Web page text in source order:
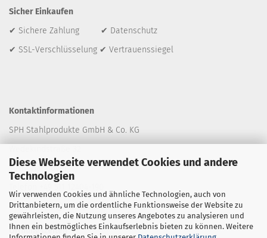
Diese Webseite verwendet Cookies und andere
Technologien
Wir verwenden Cookies und ähnliche Technologien, auch von
Drittanbietern, um die ordentliche Funktionsweise der Website zu
gewährleisten, die Nutzung unseres Angebotes zu analysieren und
Ihnen ein bestmögliches Einkaufserlebnis bieten zu können. Weitere
Sicher Einkaufen
✔ Sichere Zahlung ✔ Datenschutz
✔ SSL-Verschlüsselung ✔ Vertrauenssiegel
Kontaktinformationen
SPH Stahlprodukte GmbH & Co. KG
30161 Hannover
E-Mail: shop@stahlprodukte.com
Öffnungszeiten